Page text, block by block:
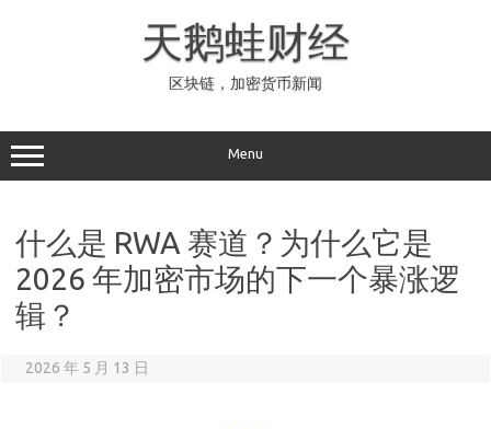
天鹅蛙财经
区块链，加密货币新闻
Menu
什么是 RWA 赛道？为什么它是
2026 年加密市场的下一个暴涨逻
辑？
2026 年 5 月 13 日